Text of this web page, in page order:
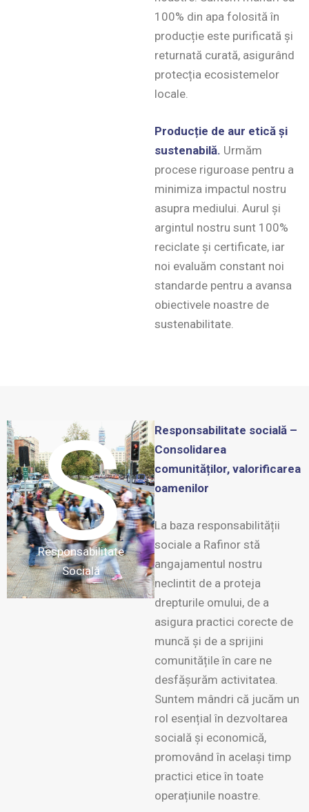
100% din apa folosită în
producție este purificată și
returnată curată, asigurând
protecția ecosistemelor
locale.
Producție de aur etică și
sustenabilă. Urmăm
procese riguroase pentru a
minimiza impactul nostru
asupra mediului. Aurul și
argintul nostru sunt 100%
reciclate și certificate, iar
noi evaluăm constant noi
standarde pentru a avansa
obiectivele noastre de
sustenabilitate.
Responsabilitate socială –
Consolidarea
comunităților, valorificarea
oamenilor
La baza responsabilității
sociale a Rafinor stă
angajamentul nostru
neclintit de a proteja
drepturile omului, de a
asigura practici corecte de
muncă și de a sprijini
comunitățile în care ne
desfășurăm activitatea.
Suntem mândri că jucăm un
rol esențial în dezvoltarea
socială și economică,
promovând în același timp
practici etice în toate
operațiunile noastre.
S
Responsabilitate
Socială